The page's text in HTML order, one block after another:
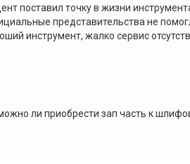
поставил точку в жизни
представительства не
инструмент, жалко сервис
можно ли приобрести зап часть к